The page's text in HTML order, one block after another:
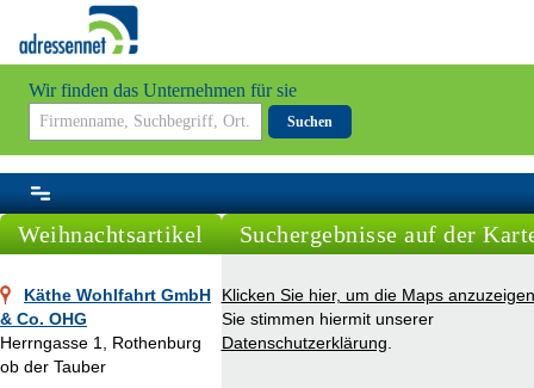
Wir finden das Unternehmen für sie
Suchen
Weihnachtsartikel
Käthe Wohlfahrt GmbH
& Co. OHG
Herrngasse 1, Rothenburg
ob der Tauber
Suchergebnisse auf der
Klicken Sie hier, um die Maps
Sie stimmen hiermit unserer
Datenschutzerklärung